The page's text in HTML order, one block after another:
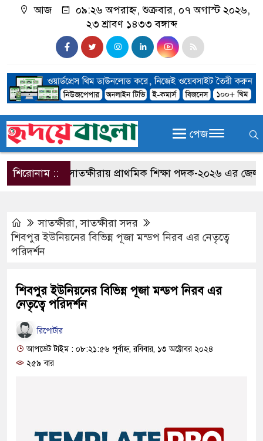
আজ
০৯:২৬ অপরাহ্ন, শুক্রবার, ০৭ অগাস্ট ২০২৬,
২৩ শ্রাবণ ১৪৩৩ বঙ্গাব্দ
পেজ
শিরোনাম ::সাতক্ষীরায় প্রাথমিক শিক্ষা পদক-২০২৬ এর জেলা
সাতক্ষীরা,সাতক্ষীরা সদর
শিবপুর ইউনিয়নের বিভিন্ন পূজা মন্ডপ নিরব এর নেতৃত্বে
পরিদর্শন
শিবপুর ইউনিয়নের বিভিন্ন পূজা মন্ডপ নিরব এর
নেতৃত্বে পরিদর্শন
রিপোর্টার
আপডেট টাইম : ০৮:২১:৫৬ পূর্বাহ্ন, রবিবার, ১৩ অক্টোবর ২০২৪
২৫৯ বার